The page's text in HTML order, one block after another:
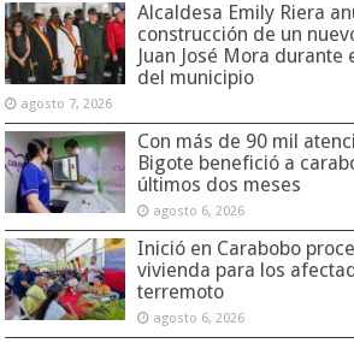
Alcaldesa Emily Riera
construcción de un
Juan José Mora durante
del municipio
agosto 7, 2026
Con más de 90 mil
Bigote benefició a
últimos dos meses
agosto 6, 2026
Inició en Carabobo
vivienda para los
terremoto
agosto 6, 2026